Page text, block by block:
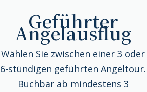
Geführter
Angelausflug
Wählen Sie zwischen einer 3 oder
6-stündigen geführten Angeltour.
Buchbar ab mindestens 3